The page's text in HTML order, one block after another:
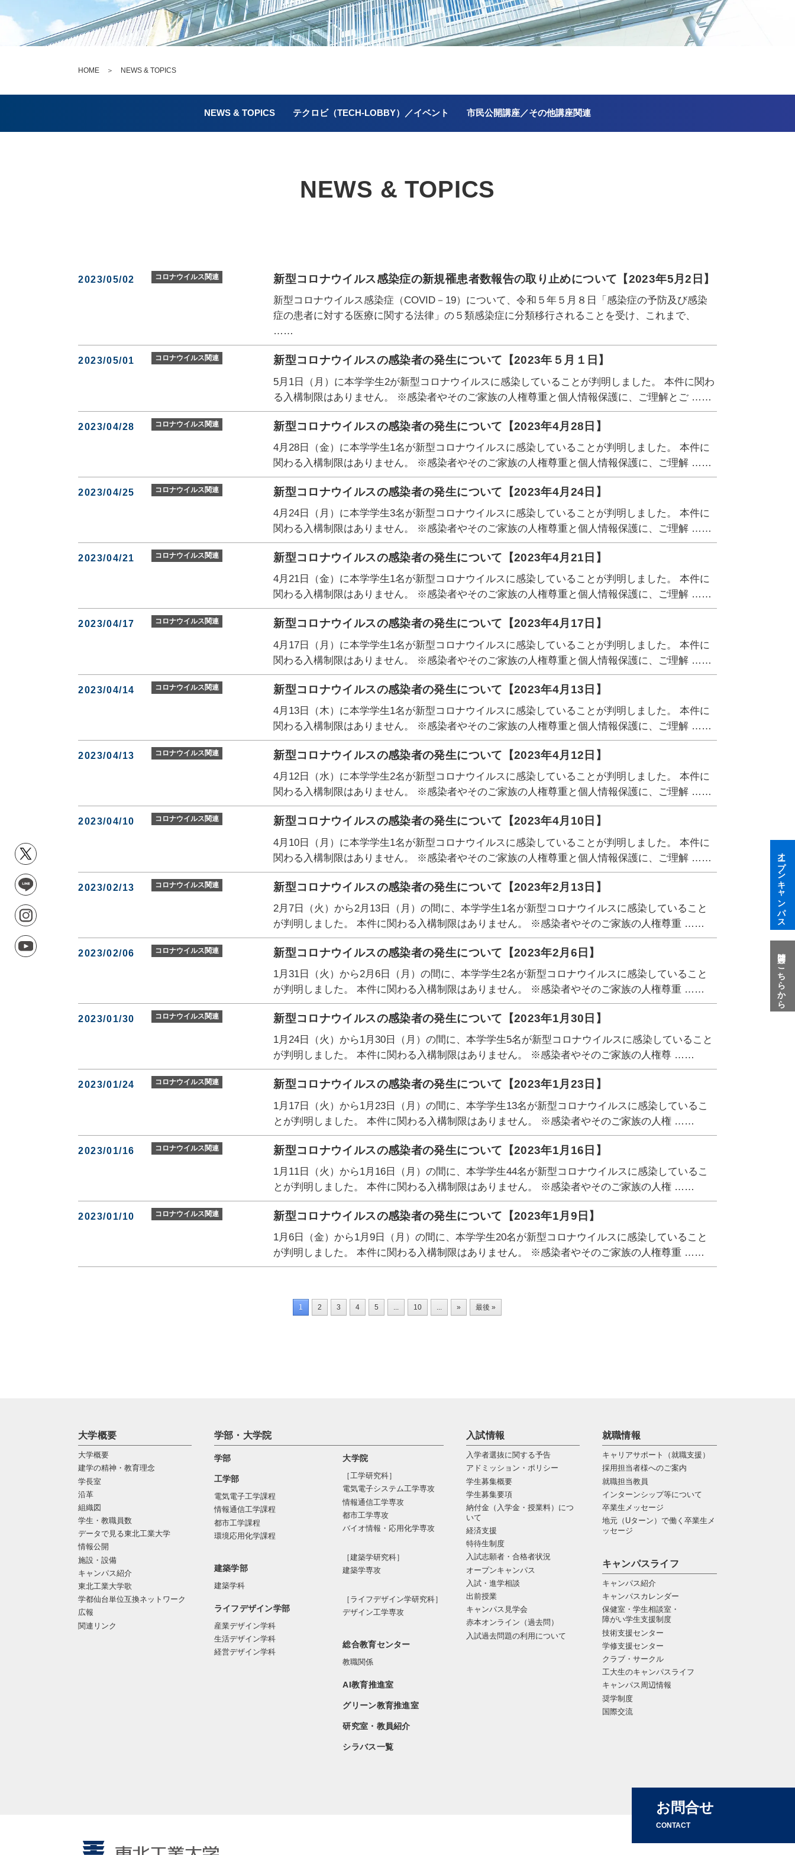
HOME ＞ NEWS & TOPICS
NEWS & TOPICS テクロビ（TECH-LOBBY）／イベント 市民公開講座／その他講座関連
NEWS & TOPICS
2023/05/02 コロナウイルス関連 新型コロナウイルス感染症の新規罹患者数報告の取り止めについて【2023年5月2日】
新型コロナウイルス感染症（COVID－19）について、令和５年５月８日「感染症の予防及び感染
症の患者に対する医療に関する法律」の５類感染症に分類移行されることを受け、これまで、
……
2023/05/01 コロナウイルス関連 新型コロナウイルスの感染者の発生について【2023年５月１日】
5月1日（月）に本学学生2が新型コロナウイルスに感染していることが判明しました。 本件に関わ
る入構制限はありません。 ※感染者やそのご家族の人権尊重と個人情報保護に、ご理解とご ……
2023/04/28 コロナウイルス関連 新型コロナウイルスの感染者の発生について【2023年4月28日】
4月28日（金）に本学学生1名が新型コロナウイルスに感染していることが判明しました。 本件に
関わる入構制限はありません。 ※感染者やそのご家族の人権尊重と個人情報保護に、ご理解 ……
2023/04/25 コロナウイルス関連 新型コロナウイルスの感染者の発生について【2023年4月24日】
4月24日（月）に本学学生3名が新型コロナウイルスに感染していることが判明しました。 本件に
関わる入構制限はありません。 ※感染者やそのご家族の人権尊重と個人情報保護に、ご理解 ……
2023/04/21 コロナウイルス関連 新型コロナウイルスの感染者の発生について【2023年4月21日】
4月21日（金）に本学学生1名が新型コロナウイルスに感染していることが判明しました。 本件に
関わる入構制限はありません。 ※感染者やそのご家族の人権尊重と個人情報保護に、ご理解 ……
2023/04/17 コロナウイルス関連 新型コロナウイルスの感染者の発生について【2023年4月17日】
4月17日（月）に本学学生1名が新型コロナウイルスに感染していることが判明しました。 本件に
関わる入構制限はありません。 ※感染者やそのご家族の人権尊重と個人情報保護に、ご理解 ……
2023/04/14 コロナウイルス関連 新型コロナウイルスの感染者の発生について【2023年4月13日】
4月13日（木）に本学学生1名が新型コロナウイルスに感染していることが判明しました。 本件に
関わる入構制限はありません。 ※感染者やそのご家族の人権尊重と個人情報保護に、ご理解 ……
2023/04/13 コロナウイルス関連 新型コロナウイルスの感染者の発生について【2023年4月12日】
4月12日（水）に本学学生2名が新型コロナウイルスに感染していることが判明しました。 本件に
関わる入構制限はありません。 ※感染者やそのご家族の人権尊重と個人情報保護に、ご理解 ……
2023/04/10 コロナウイルス関連 新型コロナウイルスの感染者の発生について【2023年4月10日】
4月10日（月）に本学学生1名が新型コロナウイルスに感染していることが判明しました。 本件に
関わる入構制限はありません。 ※感染者やそのご家族の人権尊重と個人情報保護に、ご理解 ……
2023/02/13 コロナウイルス関連 新型コロナウイルスの感染者の発生について【2023年2月13日】
2月7日（火）から2月13日（月）の間に、本学学生1名が新型コロナウイルスに感染していること
が判明しました。 本件に関わる入構制限はありません。 ※感染者やそのご家族の人権尊重 ……
2023/02/06 コロナウイルス関連 新型コロナウイルスの感染者の発生について【2023年2月6日】
1月31日（火）から2月6日（月）の間に、本学学生2名が新型コロナウイルスに感染していること
が判明しました。 本件に関わる入構制限はありません。 ※感染者やそのご家族の人権尊重 ……
2023/01/30 コロナウイルス関連 新型コロナウイルスの感染者の発生について【2023年1月30日】
1月24日（火）から1月30日（月）の間に、本学学生5名が新型コロナウイルスに感染していること
が判明しました。 本件に関わる入構制限はありません。 ※感染者やそのご家族の人権尊 ……
2023/01/24 コロナウイルス関連 新型コロナウイルスの感染者の発生について【2023年1月23日】
1月17日（火）から1月23日（月）の間に、本学学生13名が新型コロナウイルスに感染しているこ
とが判明しました。 本件に関わる入構制限はありません。 ※感染者やそのご家族の人権 ……
2023/01/16 コロナウイルス関連 新型コロナウイルスの感染者の発生について【2023年1月16日】
1月11日（火）から1月16日（月）の間に、本学学生44名が新型コロナウイルスに感染しているこ
とが判明しました。 本件に関わる入構制限はありません。 ※感染者やそのご家族の人権 ……
2023/01/10 コロナウイルス関連 新型コロナウイルスの感染者の発生について【2023年1月9日】
1月6日（金）から1月9日（月）の間に、本学学生20名が新型コロナウイルスに感染していること
が判明しました。 本件に関わる入構制限はありません。 ※感染者やそのご家族の人権尊重 ……
1 2 3 4 5 ... 10 ... » 最後 »
大学概要
大学概要
建学の精神・教育理念
学長室
沿革
組織図
学生・教職員数
データで見る東北工業大学
情報公開
施設・設備
キャンパス紹介
東北工業大学歌
学都仙台単位互換ネットワーク
広報
関連リンク
学部・大学院
学部
工学部
電気電子工学課程
情報通信工学課程
都市工学課程
環境応用化学課程
建築学部
建築学科
ライフデザイン学部
産業デザイン学科
生活デザイン学科
経営デザイン学科
大学院
［工学研究科］
電気電⼦システム⼯学専攻
情報通信⼯学専攻
都市⼯学専攻
バイオ情報・応⽤化学専攻
［建築学研究科］
建築学専攻
［ライフデザイン学研究科］
デザイン工学専攻
総合教育センター
教職関係
AI教育推進室
グリーン教育推進室
研究室・教員紹介
シラバス一覧
入試情報
入学者選抜に関する予告
アドミッション・ポリシー
学生募集概要
学生募集要項
納付金（入学金・授業料）につ
いて
経済支援
特待生制度
入試志願者・合格者状況
オープンキャンパス
入試・進学相談
出前授業
キャンパス見学会
赤本オンライン（過去問）
入試過去問題の利用について
就職情報
キャリアサポート（就職支援）
採用担当者様へのご案内
就職担当教員
インターンシップ等について
卒業生メッセージ
地元（Uターン）で働く卒業生メ
ッセージ
キャンパスライフ
キャンパス紹介
キャンパスカレンダー
保健室・学生相談室・
障がい学生支援制度
技術支援センター
学修支援センター
クラブ・サークル
工大生のキャンパスライフ
キャンパス周辺情報
奨学制度
国際交流
お問合せ
CONTACT
オープンキャンパス
質問はこちらから